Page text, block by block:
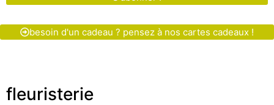
besoin d'un cadeau ? pensez à nos cartes cadeaux !
fleuristerie